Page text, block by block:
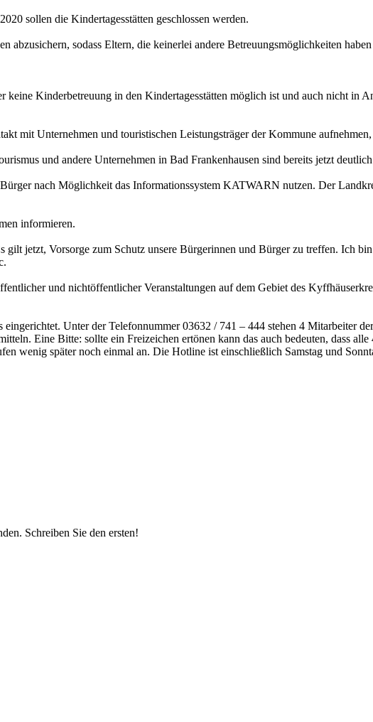
sollen die Kindertagesstätten geschlossen werden.
sodass Eltern, die keinerlei andere Betreuungsmöglichkeiten
Kinderbetreuung in den Kindertagesstätten möglich ist und auch nicht in
mit Unternehmen und touristischen Leistungsträger der Kommune
und andere Unternehmen in Bad Frankenhausen sind bereits jetzt deutlich
nach Möglichkeit das Informationssystem KATWARN nutzen. Der
informieren.
jetzt, Vorsorge zum Schutz unsere Bürgerinnen und Bürger zu treffen. Ich
und nichtöffentlicher Veranstaltungen auf dem Gebiet des
Unter der Telefonnummer 03632 / 741 – 444 stehen 4 Mitarbeiter
Eine Bitte: sollte ein Freizeichen ertönen kann das auch bedeuten, dass
wenig später noch einmal an. Die Hotline ist einschließlich Samstag und
Schreiben Sie den ersten!